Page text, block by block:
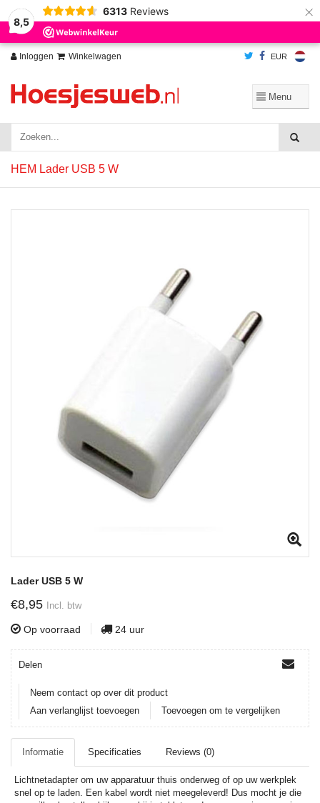
8,5
6313 Reviews ×
Inloggen Winkelwagen EUR
HEM Lader USB 5 W
Lader USB 5 W
€8,95 Incl. btw
Op voorraad 24 uur
Delen
Neem contact op over dit product
Aan verlanglijst toevoegen
Toevoegen om te vergelijken
Informatie Specificaties Reviews (0)
Lichtnetadapter om uw apparatuur thuis onderweg of op uw werkplek
snel op te laden. Een kabel wordt niet meegeleverd! Dus mocht je die
Wij slaan cookies op om onze website te verbeteren. Is dat akkoord?
Ja
Nee